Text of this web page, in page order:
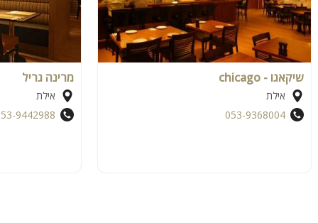
שיקאגו - chicago
אילת
053-9368004
מרינה גריל
אילת
9442988